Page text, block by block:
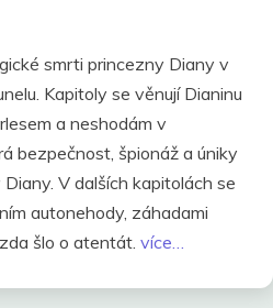
smrti princezny Diany v
Kapitoly se věnují Dianinu
a neshodám v
bezpečnost, špionáž a úniky
V dalších kapitolách se
autonehody, záhadami
šlo o atentát. více…